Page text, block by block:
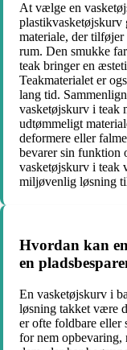
At vælge en
plastikvasketøjskurv
materiale, der
rum. Den smukke
teak bringer en
Teakmaterialet er
lang tid.
vasketøjskurv i teak
udtømmeligt
deformere eller
bevarer sin funktion
vasketøjskurv i teak
miljøvenlig løsning
Hvordan kan
en
En vasketøjskurv i
løsning takket være
er ofte foldbare eller
for nem opbevaring,